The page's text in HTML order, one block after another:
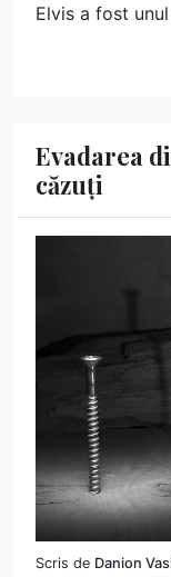
Elvis a fost
Evadarea
căzuți
Scris de Danion